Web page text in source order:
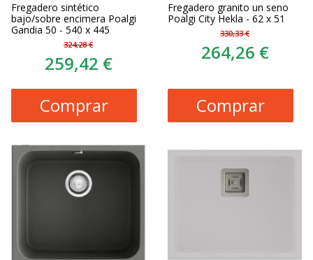
Fregadero sintético
bajo/sobre encimera Poalgi
Gandia 50 - 540 x 445
324,28 €
259,42 €
Comprar
Fregadero granito un seno
Poalgi City Hekla - 62 x 51
330,33 €
264,26 €
Comprar